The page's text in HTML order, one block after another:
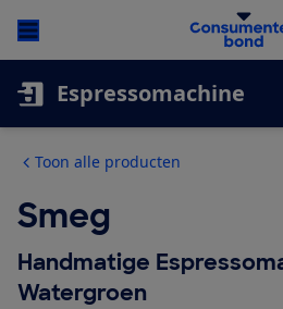
Espressomachine
Toon alle producten
Smeg
Handmatige
Watergroen